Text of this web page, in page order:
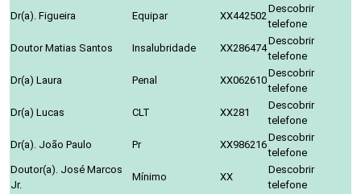
Dr(a). Figueira
Equipar XX442502
Descobrir
telefone
Doutor Matias Santos
Insalubridade XX286474
Descobrir
telefone
Dr(a) Laura
Penal XX062610
Descobrir
telefone
Dr(a) Lucas
CLT XX281
Descobrir
telefone
Dr(a). João Paulo
Pr XX986216
Descobrir
telefone
Doutor(a). José Marcos
Jr.
Mínimo XX
Descobrir
telefone